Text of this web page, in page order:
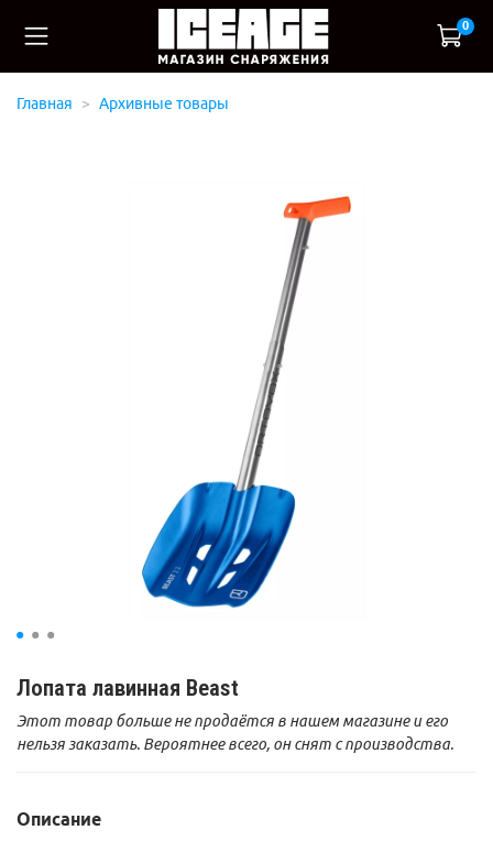
0
Главная Архивные товары
Лопата лавинная Beast
Этот товар больше не продаётся в нашем магазине и его
нельзя заказать. Вероятнее всего, он снят с производства.
Описание